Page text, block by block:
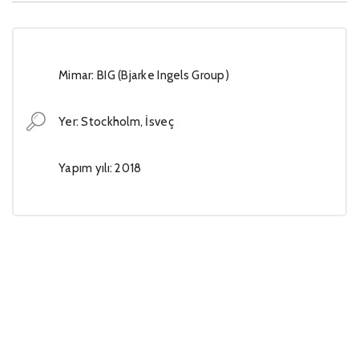
Mimar: BIG (Bjarke Ingels Group)
Yer: Stockholm, İsveç
Yapım yılı: 2018